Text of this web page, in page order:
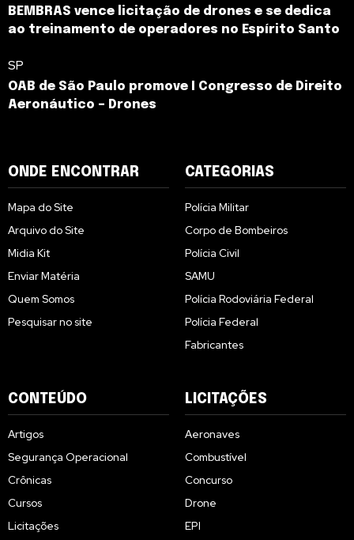
BEMBRAS vence licitação de drones e se dedica
ao treinamento de operadores no Espírito Santo
SP
OAB de São Paulo promove I Congresso de Direito
Aeronáutico – Drones
ONDE ENCONTRAR
Mapa do Site
Arquivo do Site
Midia Kit
Enviar Matéria
Quem Somos
Pesquisar no site
CATEGORIAS
Polícia Militar
Corpo de Bombeiros
Polícia Civil
SAMU
Polícia Rodoviária Federal
Polícia Federal
Fabricantes
CONTEÚDO
Artigos
Segurança Operacional
Crônicas
Cursos
Licitações
LICITAÇÕES
Aeronaves
Combustível
Concurso
Drone
EPI